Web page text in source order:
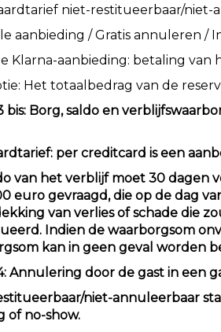
niet-restitueerbaar/niet-
aanbieding / Gratis annuleren
Klarna-aanbieding: betaling van
Het totaalbedrag van de
bis: Borg, saldo en
per creditcard is een
van het verblijf moet 30 dagen
euro gevraagd, die op de dag
van verlies of schade die
Indien de waarborgsom
kan in geen geval worden
Annulering door de gast in een
niet-annuleerbaar
of no-show.